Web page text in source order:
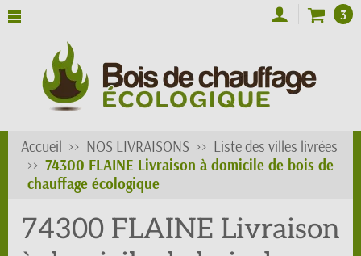
3
Accueil NOS LIVRAISONS
Liste des villes livrées
74300 FLAINE Livraison à domicile de bois de
chauffage écologique
74300 FLAINE Livraison